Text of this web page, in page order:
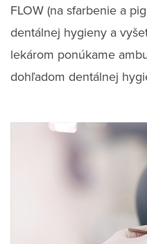
FLOW (na sfarbenie a
dentálnej hygieny a
lekárom ponúkame
dohľadom dentálnej